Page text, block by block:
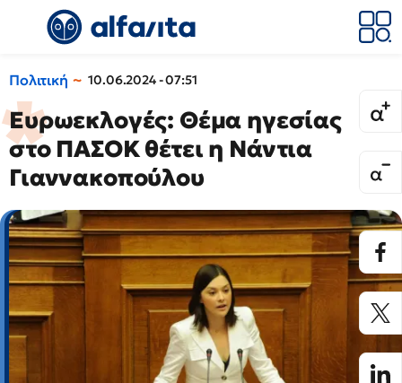
Πολιτική 10.06.2024 - 07:51
Ευρωεκλογές: Θέμα ηγεσίας
στο ΠΑΣΟΚ θέτει η Νάντια
Γιαννακοπούλου